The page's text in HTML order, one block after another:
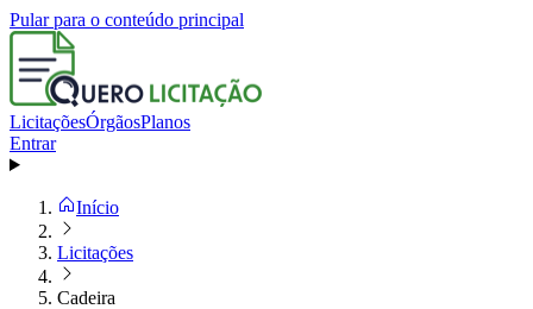
Pular para o conteúdo principal
LicitaçõesÓrgãosPlanos
Entrar
Início
Licitações
Cadeira